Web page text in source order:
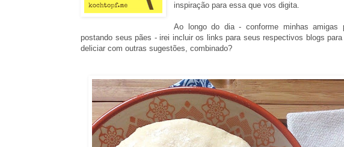
inspiração para essa que vos digita.
Ao longo do dia - conforme minhas amigas
postando seus pães - irei incluir os links para seus respectivos blogs
deliciar com outras sugestões, combinado?